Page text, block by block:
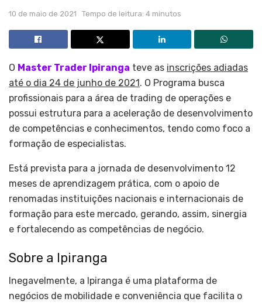
10 de maio de 2021 Tempo de leitura: 4 minutos
O Master Trader Ipiranga teve as inscrições adiadas
até o dia 24 de junho de 2021. O Programa busca
profissionais para a área de trading de operações e
possui estrutura para a aceleração de desenvolvimento
de competências e conhecimentos, tendo como foco a
formação de especialistas.
Está prevista para a jornada de desenvolvimento 12
meses de aprendizagem prática, com o apoio de
renomadas instituições nacionais e internacionais de
formação para este mercado, gerando, assim, sinergia
e fortalecendo as competências de negócio.
Sobre a Ipiranga
Inegavelmente, a Ipiranga é uma plataforma de
negócios de mobilidade e conveniência que facilita o